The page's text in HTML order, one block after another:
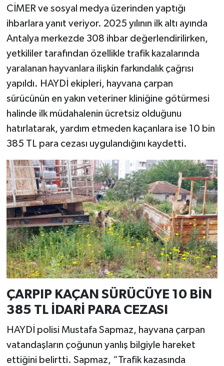
CİMER ve sosyal medya üzerinden yaptığı
ihbarlara yanıt veriyor. 2025 yılının ilk altı ayında
Antalya merkezde 308 ihbar değerlendirilirken,
yetkililer tarafından özellikle trafik kazalarında
yaralanan hayvanlara ilişkin farkındalık çağrısı
yapıldı. HAYDİ ekipleri, hayvana çarpan
sürücünün en yakın veteriner kliniğine götürmesi
halinde ilk müdahalenin ücretsiz olduğunu
hatırlatarak, yardım etmeden kaçanlara ise 10 bin
385 TL para cezası uygulandığını kaydetti.
ÇARPIP KAÇAN SÜRÜCÜYE 10 BİN
385 TL İDARİ PARA CEZASI
HAYDİ polisi Mustafa Sapmaz, hayvana çarpan
vatandaşların çoğunun yanlış bilgiyle hareket
ettiğini belirtti. Sapmaz, “Trafik kazasında